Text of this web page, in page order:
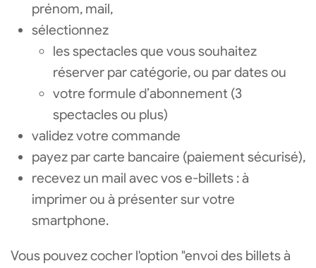
prénom, mail,
sélectionnez
les spectacles que vous souhaitez
réserver par catégorie, ou par dates ou
votre formule d’abonnement (3
spectacles ou plus)
validez votre commande
payez par carte bancaire (paiement sécurisé),
recevez un mail avec vos e-billets : à
imprimer ou à présenter sur votre
smartphone.
Vous pouvez cocher l'option "envoi des billets à